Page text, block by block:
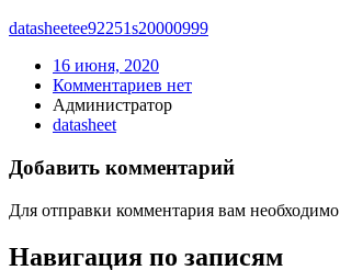
datasheetee92251s20000999
16 июня, 2020
Комментариев нет
Администратор
datasheet
Добавить комментарий
Для отправки комментария вам необходимо
Навигация по записям